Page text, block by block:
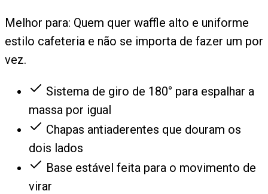
Melhor para: Quem quer waffle alto e uniforme
estilo cafeteria e não se importa de fazer um por
vez.
Sistema de giro de 180° para espalhar a
massa por igual
Chapas antiaderentes que douram os
dois lados
Base estável feita para o movimento de
virar